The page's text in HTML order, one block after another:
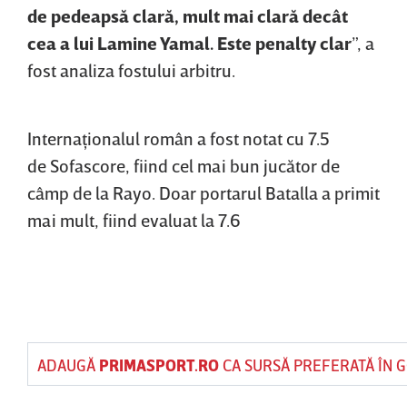
de pedeapsă clară, mult mai clară decât
cea a lui Lamine Yamal. Este penalty clar”, a
fost analiza fostului arbitru.
Internaţionalul român a fost notat cu 7.5
de Sofascore, fiind cel mai bun jucător de
câmp de la Rayo. Doar portarul Batalla a primit
mai mult, fiind evaluat la 7.6
ADAUGĂ PRIMASPORT.ROCA SURSĂ PREFERATĂ ÎN